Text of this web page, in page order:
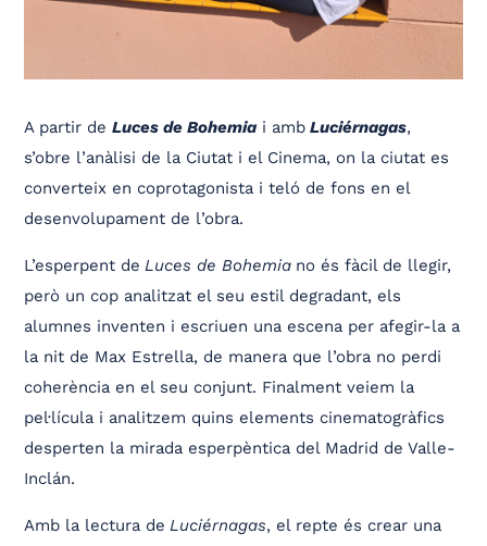
A partir deLuces de Bohemia i amb Luciérnagas,
s’obre l’anàlisi de la Ciutat i el Cinema, on la ciutat es
converteix en coprotagonista i teló de fons en el
desenvolupament de l’obra.
L’esperpent de Luces de Bohemia no és fàcil de llegir,
però un cop analitzat el seu estil degradant, els
alumnes inventen i escriuen una escena per afegir-la a
la nit de Max Estrella, de manera que l’obra no perdi
coherència en el seu conjunt. Finalment veiem la
pel·lícula i analitzem quins elements cinematogràfics
desperten la mirada esperpèntica del Madrid de Valle-
Inclán.
Amb la lectura de Luciérnagas, el repte és crear una